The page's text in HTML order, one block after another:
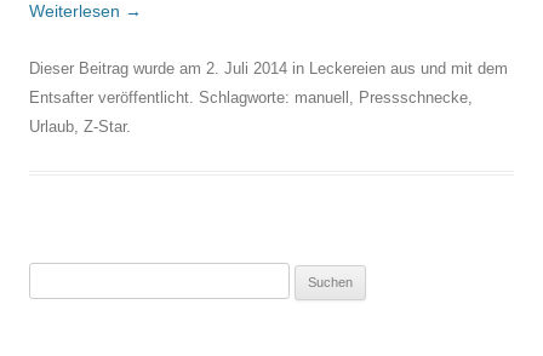
Weiterlesen →
Dieser Beitrag wurde am 2. Juli 2014 in Leckereien aus und mit dem
Entsafter veröffentlicht. Schlagworte: manuell , Pressschnecke,
Urlaub, Z-Star.